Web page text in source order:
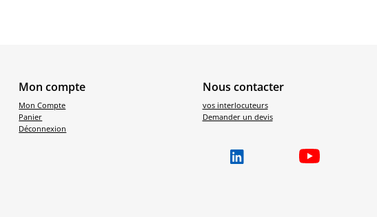
Mon compte
Mon Compte
Panier
Déconnexion
Nous contacter
vos interlocuteurs
Demander un devis